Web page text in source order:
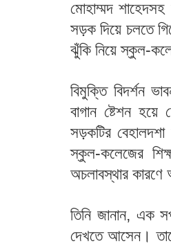
মোহাম্মদ শাহেদসহ
সড়ক দিয়ে চলতে
ঝুঁকি নিয়ে স্কুল-
বিমুক্তি বিদর্শন
বাগান ষ্টেশন
সড়কটির
স্কুল-কলেজের
অচলাবস্থার
তিনি জানান, এক
দেখতে আসেন।